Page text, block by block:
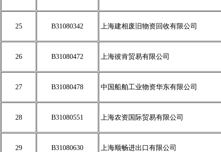
25 B31080342 上海建相废旧物资回收有限公司
26 B31080472 上海彼肯贸易有限公司
27 B31080478 中国船舶工业物资华东有限公司
28 B31080551 上海农资国际贸易有限公司
29 B31080630 上海顺畅进出口有限公司